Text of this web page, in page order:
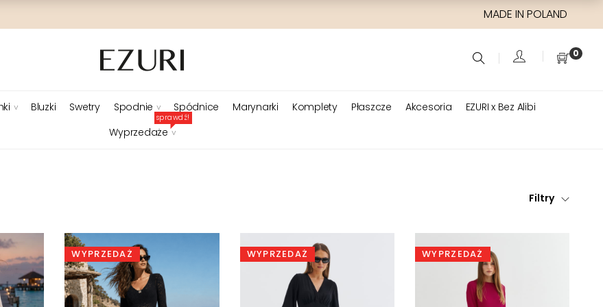
MADE IN POLAND
0
Bluzki Swetry Spodnie Spódnice Marynarki Komplety Płaszcze Akcesoria
EZURI x Bez Alibi
Wyprzedaże
sprawdź!
Filtry
WYPRZEDAŻ WYPRZEDAŻ WYPRZEDAŻ